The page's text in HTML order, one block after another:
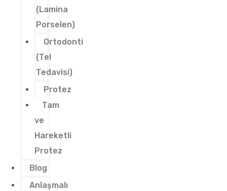
(Lamina
Porselen)
Ortodonti
(Tel
Tedavisi)
Protez
Tam
ve
Hareketli
Protez
Blog
Anlaşmalı